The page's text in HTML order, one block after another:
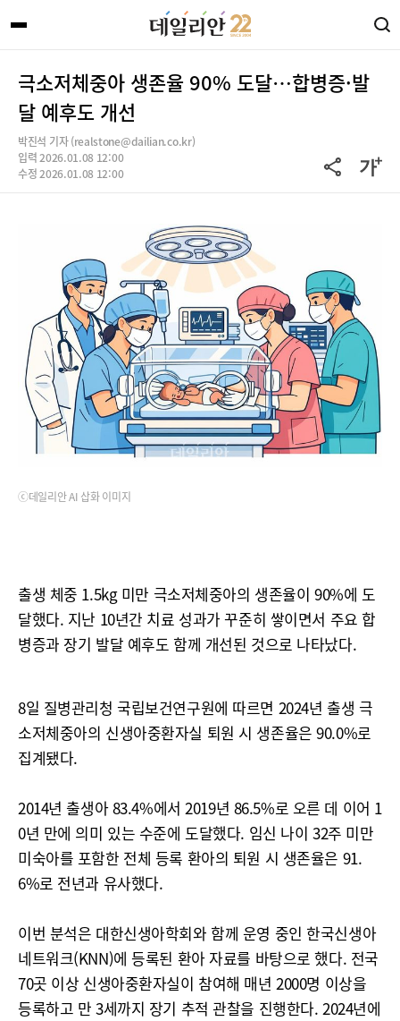
극소저체중아 생존율 90% 도달…합병증·발
달 예후도 개선
박진석 기자 (realstone@dailian.co.kr)
입력 2026.01.08 12:00
수정 2026.01.08 12:00
ⓒ데일리안 AI 삽화 이미지
출생 체중 1.5kg 미만 극소저체중아의 생존율이 90%에 도
달했다. 지난 10년간 치료 성과가 꾸준히 쌓이면서 주요 합
병증과 장기 발달 예후도 함께 개선된 것으로 나타났다.
8일 질병관리청 국립보건연구원에 따르면 2024년 출생 극
소저체중아의 신생아중환자실 퇴원 시 생존율은 90.0%로
집계됐다.
2014년 출생아 83.4%에서 2019년 86.5%로 오른 데 이어 1
0년 만에 의미 있는 수준에 도달했다. 임신 나이 32주 미만
미숙아를 포함한 전체 등록 환아의 퇴원 시 생존율은 91.
6%로 전년과 유사했다.
이번 분석은 대한신생아학회와 함께 운영 중인 한국신생아
네트워크(KNN)에 등록된 환아 자료를 바탕으로 했다. 전국
70곳 이상 신생아중환자실이 참여해 매년 2000명 이상을
등록하고 만 3세까지 장기 추적 관찰을 진행한다. 2024년에